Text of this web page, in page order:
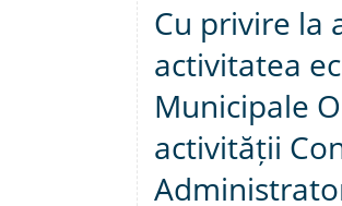
Cu privire la
activitatea
Municipale
activității